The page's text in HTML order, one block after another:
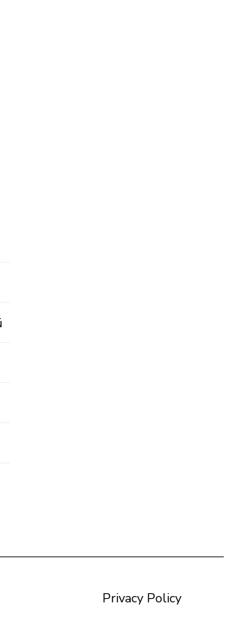
Privacy Policy